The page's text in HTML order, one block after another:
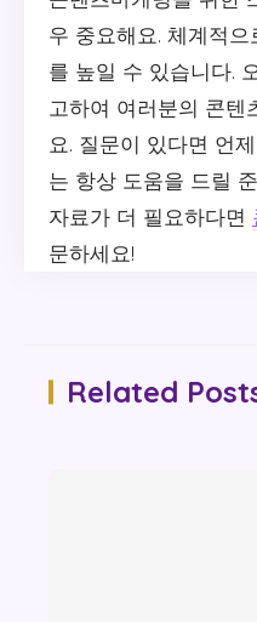
우 중요해요. 체계적
를 높일 수 있습니다.
고하여 여러분의 콘텐
요. 질문이 있다면 언
는 항상 도움을 드릴
자료가 더 필요하다면
문하세요!
Related